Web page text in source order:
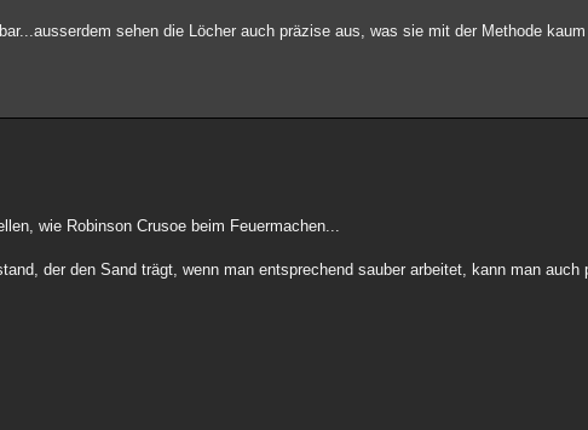
sehen die Löcher auch präzise aus, was sie mit der Methode
wie Robinson Crusoe beim Feuermachen...
der den Sand trägt, wenn man entsprechend sauber arbeitet, kann man auch